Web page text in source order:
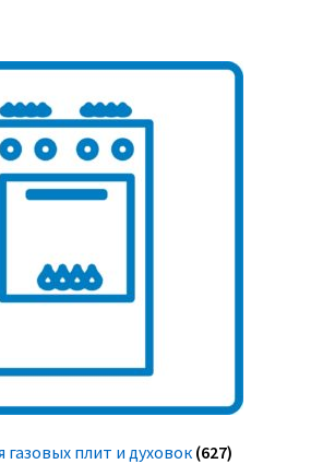
газовых плит и духовок (627)